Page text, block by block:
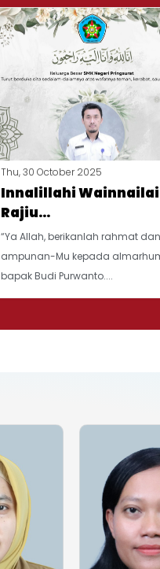
Thu, 30 October 2025
Innalillahi
Rajiu...
“Ya Allah, berikanlah rahmat dan
ampunan-Mu kepada
bapak Budi Purwanto....